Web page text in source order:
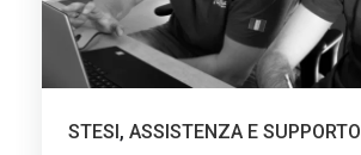
STESI, ASSISTENZA E SUPPORTO